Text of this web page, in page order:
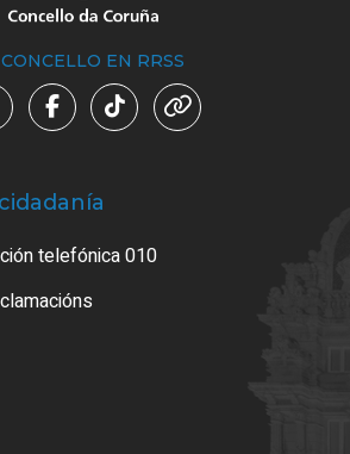
EN RRSS
telefónica 010